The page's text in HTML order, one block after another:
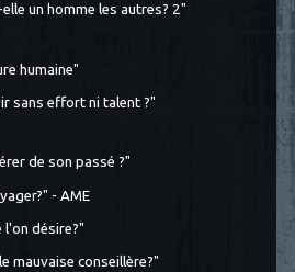
un homme les autres? 2"
humaine"
sans effort ni talent ?"
de son passé ?"
- AME
l'on désire?"
mauvaise conseillère?"